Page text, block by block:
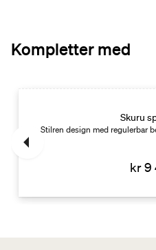
Kompletter med
Skuru
Stilren design med regulerbar
kr 9